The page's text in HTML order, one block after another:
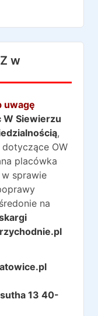
w
uwagę
W Siewierzu
,
OW
placówka
sprawie
na
13 40-